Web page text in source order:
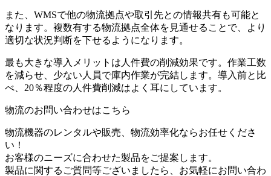
また、WMSで他の物流拠点や取引先との情報共有も可能と
なります。複数有する物流拠点全体を見通せることで、より
適切な状況判断を下せるようになります。
最も大きな導入メリットは人件費の削減効果です。作業工数
を減らせ、少ない人員で庫内作業が完結します。導入前と比
べ、20％程度の人件費削減はよく耳にしています。
物流のお問い合わせはこちら
物流機器のレンタルや販売、物流効率化ならお任せくださ
い！
お客様のニーズに合わせた製品をご提案します。
製品に関するご質問等ございましたら、お気軽にお問い合わ